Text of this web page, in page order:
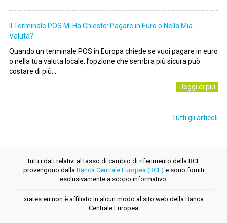
Il Terminale POS Mi Ha Chiesto: Pagare in Euro o Nella Mia
Valuta?
Quando un terminale POS in Europa chiede se vuoi pagare in euro
o nella tua valuta locale, l’opzione che sembra più sicura può
costare di più...
..leggi di più
Tutti gli articoli
Tutti i dati relativi al tasso di cambio di riferimento della BCE
provengono dalla Banca Centrale Europea (BCE) e sono forniti
esclusivamente a scopo informativo.
xrates.eu non è affiliato in alcun modo al sito web della Banca
Centrale Europea